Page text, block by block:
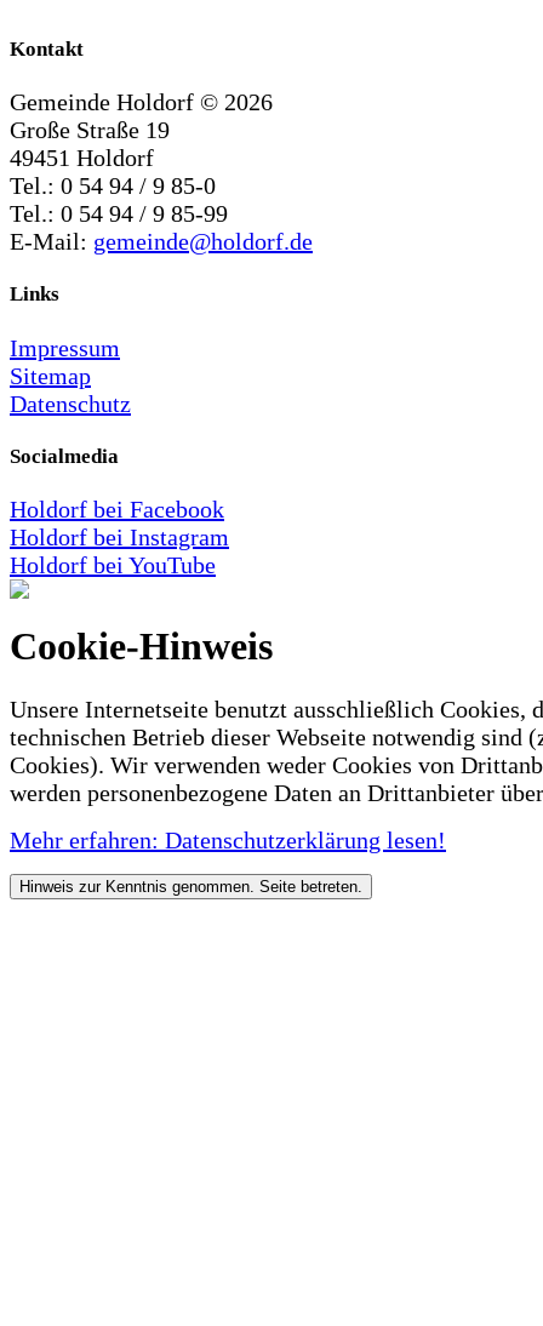
Kontakt
Gemeinde Holdorf © 2026
Große Straße 19
49451 Holdorf
Tel.: 0 54 94 / 9 85-0
Tel.: 0 54 94 / 9 85-99
E-Mail: gemeinde@holdorf.de
Links
Impressum
Sitemap
Datenschutz
Socialmedia
Holdorf bei Facebook
Holdorf bei Instagram
Holdorf bei YouTube
Cookie-Hinweis
Unsere Internetseite benutzt ausschließlich Cookies,
technischen Betrieb dieser Webseite notwendig sind
Cookies). Wir verwenden weder Cookies von
werden personenbezogene Daten an Drittanbieter
Mehr erfahren: Datenschutzerklärung lesen!
Hinweis zur Kenntnis genommen. Seite betreten.